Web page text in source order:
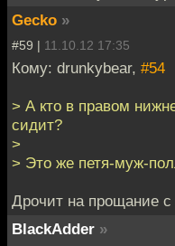
Gecko »
#59 | 11.10.12 17:35
Кому: drunkybear, #54
> А кто в правом
сидит?
>
> Это же петя-муж-
Дрочит на прощание
BlackAdder »